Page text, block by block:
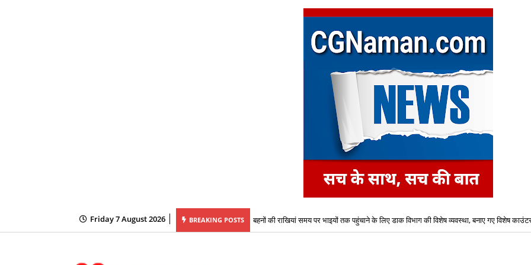
Friday 7 August 2026 BREAKING POSTS
सोशल मीडिया पर अभ्यर्थियों के नामों को लेकर फैलाई जा रही अफवाहें बहनों की राखियां समय पर भाइयों तक पहुंचाने के लिए डाक विभाग की विशेष व्यवस्था, बनाए गए विशेष